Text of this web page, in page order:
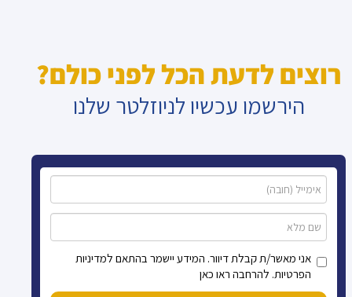
רוצים לדעת הכל לפני כולם?
הירשמו עכשיו לניוזלטר שלנו
אני מאשר/ת קבלת דיוור. המידע יישמר בהתאם למדיניות
הפרטיות. להרחבה ראו כאן